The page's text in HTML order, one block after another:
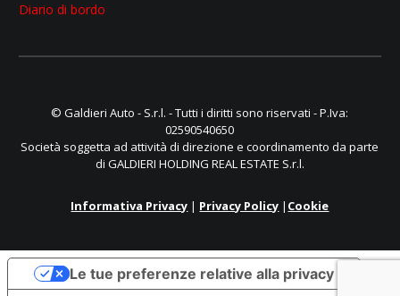
Diario di bordo
© Galdieri Auto - S.r.l. - Tutti i diritti sono riservati - P.Iva:
02590540650
Società soggetta ad attività di direzione e coordinamento da parte
di GALDIERI HOLDING REAL ESTATE S.r.l.
Informativa Privacy | Privacy Policy | Cookie
Le tue preferenze relative alla privacy